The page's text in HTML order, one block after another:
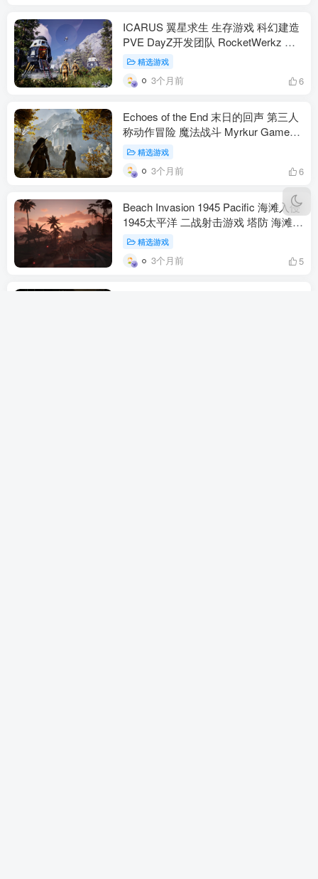
ICARUS 翼星求生 生存游戏 科幻建造
PVE DayZ开发团队 RocketWerkz 开
放世界 多人合作 PC PS5 Xbox（动作
冒险）
精选游戏
3个月前 6
Echoes of the End 末日的回声 第三人
称动作冒险 魔法战斗 Myrkur Games
琳恩 阿伯拉姆 PS5 Xbox PC（动作冒
险）
精选游戏
3个月前 6
Beach Invasion 1945 Pacific 海滩入侵
1945太平洋 二战射击游戏 塔防 海滩防
守 太平洋战场（动作冒险）
精选游戏
3个月前 5